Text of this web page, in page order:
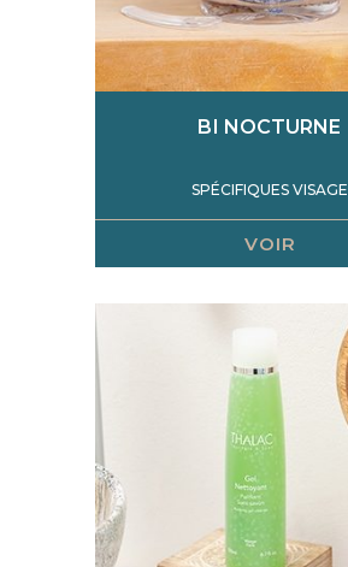
BI NOCTURNE
SPÉCIFIQUES VISAGE
VOIR